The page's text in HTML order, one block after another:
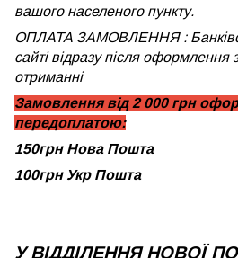
вашого населеного пункту.
ОПЛАТА ЗАМОВЛЕННЯ :
сайті відразу після
отриманні
Замовлення від 2 000 грн
передоплатою:
150грн Нова Пошта
100грн Укр Пошта
У ВІДДІЛЕННЯ НОВОЇ